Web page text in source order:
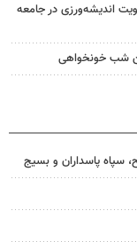
اندیشه‌ورزی در جامعه
شب خونخواهی